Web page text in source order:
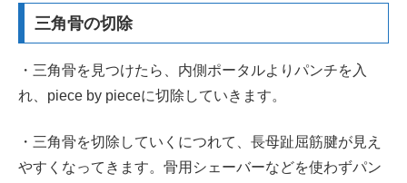
三角骨の切除
・三角骨を見つけたら、内側ポータルよりパンチを入
れ、piece by pieceに切除していきます。
・三角骨を切除していくにつれて、長母趾屈筋腱が見え
やすくなってきます。骨用シェーバーなどを使わずパン